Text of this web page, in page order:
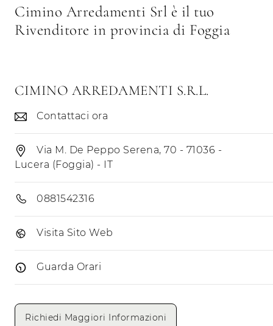
CIMINO ARREDAMENTI S.R.L.
Contattaci ora
Via M. De Peppo Serena, 70 - 71036 -
Lucera (Foggia) - IT
0881542316
Visita Sito Web
Guarda Orari
Lunedì
Richiedi Maggiori Informazioni
Cimino Arredamenti Srl è il tuo
Rivenditore in provincia di Foggia